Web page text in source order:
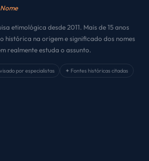
etimológica desde 2011. Mais de 15 anos
histórica na origem e significado dos nomes
realmente estuda o assunto.
por especialistas
✦ Fontes históricas citadas